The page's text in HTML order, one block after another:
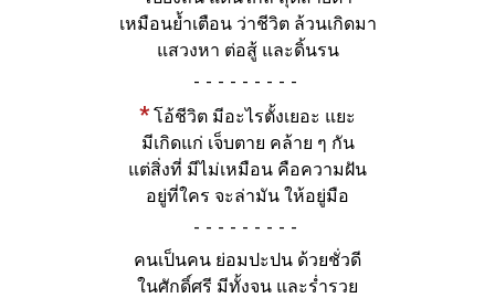
เหมือนย้ำเตือน ว่าชีวิต ล้วนเกิดมา
แสวงหา ต่อสู้ และดิ้นรน
-
* โอ้ชีวิต มีอะไรตั้งเยอะ แยะ
มีเกิดแก่ เจ็บตาย คล้าย ๆ กัน
แต่สิ่งที่ มีไม่เหมือน คือความฝัน
อยู่ที่ใคร จะล่ามัน ให้อยู่มือ
-
คนเป็นคน ย่อมปะปน ด้วยชั่วดี
ในศักดิ์ศรี มีทั้งจน และร่ำรวย